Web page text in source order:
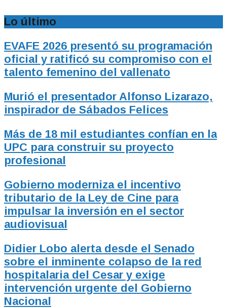
Lo último
EVAFE 2026 presentó su programación
oficial y ratificó su compromiso con el
talento femenino del vallenato
Murió el presentador Alfonso Lizarazo,
inspirador de Sábados Felices
Más de 18 mil estudiantes confían en la
UPC para construir su proyecto
profesional
Gobierno moderniza el incentivo
tributario de la Ley de Cine para
impulsar la inversión en el sector
audiovisual
Didier Lobo alerta desde el Senado
sobre el inminente colapso de la red
hospitalaria del Cesar y exige
intervención urgente del Gobierno
Nacional